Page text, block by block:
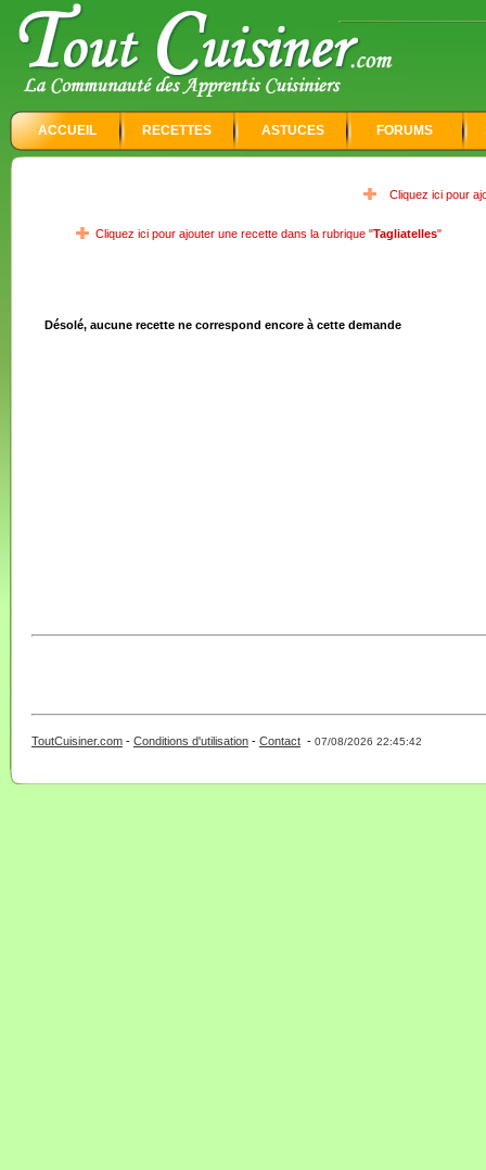
ACCUEIL RECETTES ASTUCES FORUMS
Cliquez ici pour
Cliquez ici pour ajouter une recette dans la rubrique "Tagliatelles"
Désolé, aucune recette ne correspond encore à cette demande
ToutCuisiner.com - Conditions d'utilisation - Contact - 07/08/2026 22:45:42